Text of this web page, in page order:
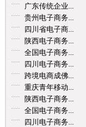
广东传统企业...
贵州电子商务...
四川省电子商...
陕西电子商务...
全国电子商务...
四川电子商务...
跨境电商成佛...
重庆青年移动...
陕西电子商务...
全国电子商务...
四川电子商务...